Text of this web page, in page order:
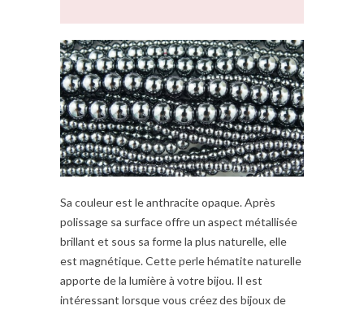
Sa couleur est le anthracite opaque. Après
polissage sa surface offre un aspect métallisée
brillant et sous sa forme la plus naturelle, elle
est magnétique. Cette perle hématite naturelle
apporte de la lumière à votre bijou. Il est
intéressant lorsque vous créez des bijoux de